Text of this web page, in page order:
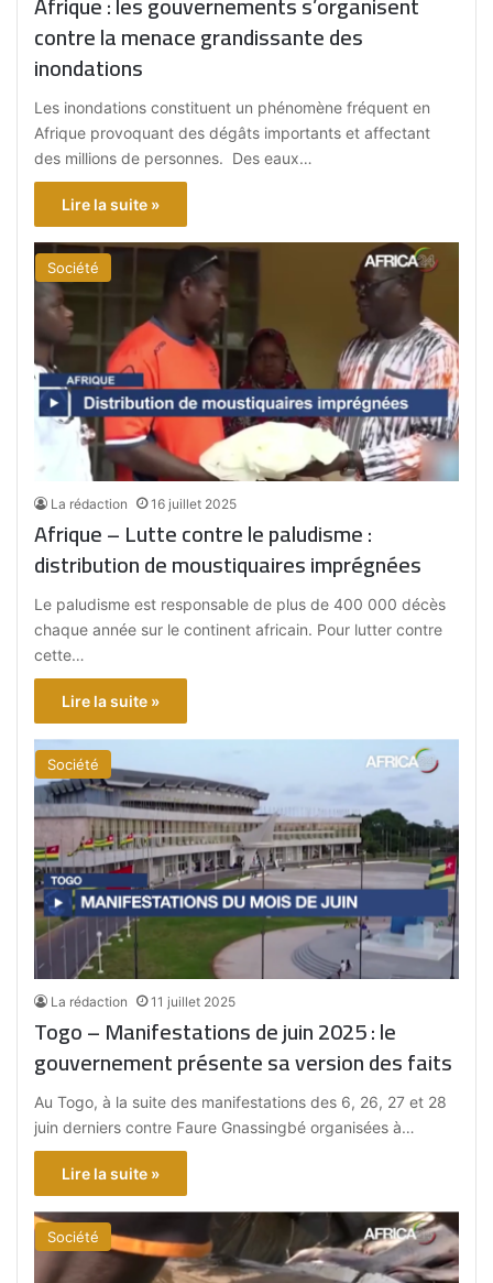
contre la menace grandissante des
inondations
Les inondations constituent un phénomène fréquent en
Afrique provoquant des dégâts importants et affectant
des millions de personnes. Des eaux…
Lire la suite »
Société
La rédaction 16 juillet 2025
Afrique – Lutte contre le paludisme :
distribution de moustiquaires imprégnées
Le paludisme est responsable de plus de 400 000 décès
chaque année sur le continent africain. Pour lutter contre
cette…
Lire la suite »
Société
La rédaction 11 juillet 2025
Togo – Manifestations de juin 2025 : le
gouvernement présente sa version des faits
Au Togo, à la suite des manifestations des 6, 26, 27 et 28
juin derniers contre Faure Gnassingbé organisées à…
Lire la suite »
Société